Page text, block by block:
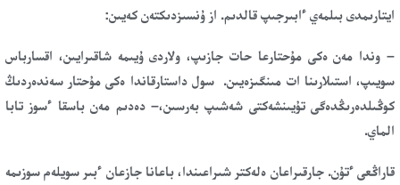
ايتارىمدى بىلمەي ءابىرجىپ قالدىم. از ۇنسىزدىكتەن كەيىن:
– وندا مەن ەكى مۇحتارعا حات جازىپ، ولاردى ۇيىمە شاقىرايىن، اقسارباس
سويىپ، استىلارىنا ات مىنگىزەيىن. سول داستارقاندا ەكى مۇحتار سەندەردىڭ
كوڭىلدەرىڭدەگى تۇيىنشەكتى شەشىپ بەرسىن،– دەدىم مەن باسقا ءسوز تابا
الماي.
قاراڭعى ءتۇن. جارقىراعان ەلەكتر شىراعىندا، باعانا جازعان ءبىر سويلەم سوزىمە